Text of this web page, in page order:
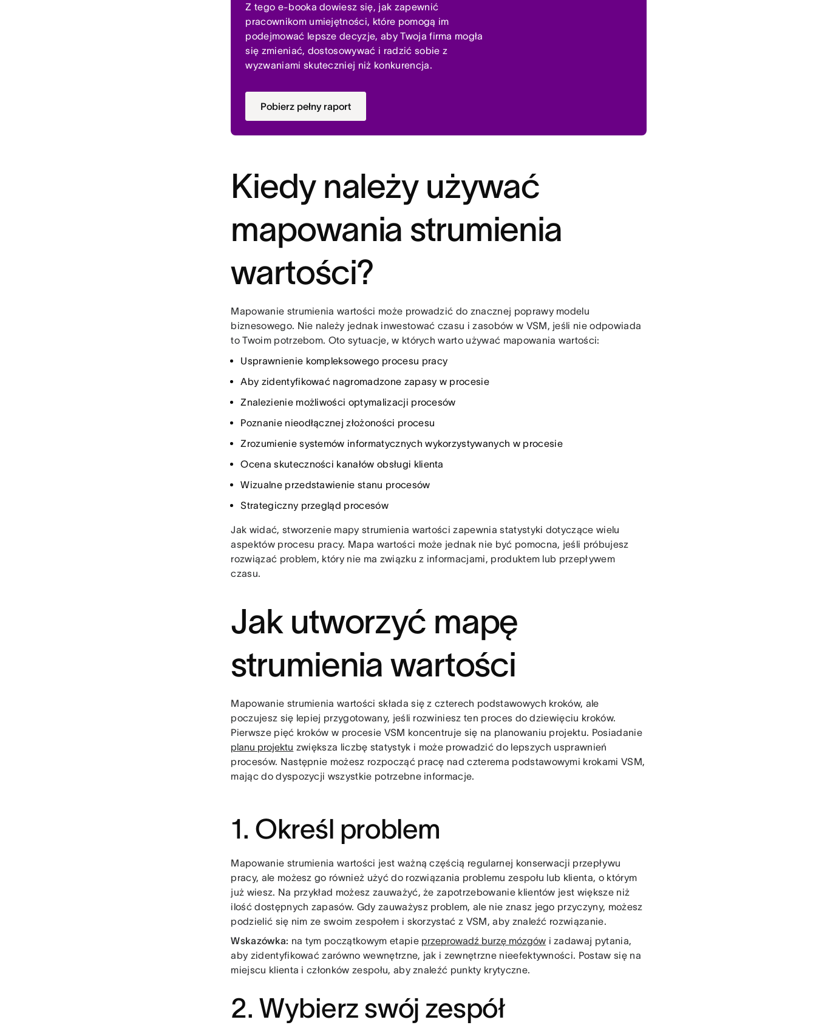
Z tego e-booka dowiesz się, jak zapewnić
pracownikom umiejętności, które pomogą im
podejmować lepsze decyzje, aby Twoja firma mogła
się zmieniać, dostosowywać i radzić sobie z
wyzwaniami skuteczniej niż konkurencja.
Pobierz pełny raport
Kiedy należy używać
mapowania strumienia
wartości?
Mapowanie strumienia wartości może prowadzić do znacznej poprawy modelu
biznesowego. Nie należy jednak inwestować czasu i zasobów w VSM, jeśli nie odpowiada
to Twoim potrzebom. Oto sytuacje, w których warto używać mapowania wartości:
Usprawnienie kompleksowego procesu pracy
Aby zidentyfikować nagromadzone zapasy w procesie
Znalezienie możliwości optymalizacji procesów
Poznanie nieodłącznej złożoności procesu
Zrozumienie systemów informatycznych wykorzystywanych w procesie
Ocena skuteczności kanałów obsługi klienta
Wizualne przedstawienie stanu procesów
Strategiczny przegląd procesów
Jak widać, stworzenie mapy strumienia wartości zapewnia statystyki dotyczące wielu
aspektów procesu pracy. Mapa wartości może jednak nie być pomocna, jeśli próbujesz
rozwiązać problem, który nie ma związku z informacjami, produktem lub przepływem
czasu.
Jak utworzyć mapę
strumienia wartości
Mapowanie strumienia wartości składa się z czterech podstawowych kroków, ale
poczujesz się lepiej przygotowany, jeśli rozwiniesz ten proces do dziewięciu kroków.
Pierwsze pięć kroków w procesie VSM koncentruje się na planowaniu projektu. Posiadanie
planu projektu zwiększa liczbę statystyk i może prowadzić do lepszych usprawnień
procesów. Następnie możesz rozpocząć pracę nad czterema podstawowymi krokami VSM,
mając do dyspozycji wszystkie potrzebne informacje.
1. Określ problem
Mapowanie strumienia wartości jest ważną częścią regularnej konserwacji przepływu
pracy, ale możesz go również użyć do rozwiązania problemu zespołu lub klienta, o którym
już wiesz. Na przykład możesz zauważyć, że zapotrzebowanie klientów jest większe niż
ilość dostępnych zapasów. Gdy zauważysz problem, ale nie znasz jego przyczyny, możesz
podzielić się nim ze swoim zespołem i skorzystać z VSM, aby znaleźć rozwiązanie.
Wskazówka: na tym początkowym etapie przeprowadź burzę mózgów i zadawaj pytania,
aby zidentyfikować zarówno wewnętrzne, jak i zewnętrzne nieefektywności. Postaw się na
miejscu klienta i członków zespołu, aby znaleźć punkty krytyczne.
2. Wybierz swój zespół